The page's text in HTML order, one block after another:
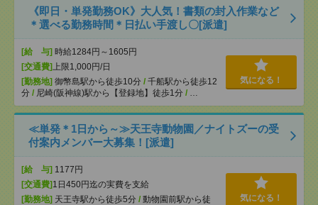
《即日・単発勤務OK》大人気！書類の封入作業など
＊選べる勤務時間＊日払い手渡し〇[派遣]
[給 与] 時給1284円～1605円
[交通費] 上限1,000円/日
[勤務地] 御幣島駅から徒歩10分 / 千船駅から徒歩12
分 / 尼崎(阪神線)駅から【登録地】徒歩1分 / …
気になる！
≪単発＊1日から～≫天王寺動物園／ナイトズーの受
付案内メンバー大募集！[派遣]
[給 与] 1177円
[交通費] 1日450円迄の実費を支給
[勤務地] 天王寺駅から徒歩5分 / 動物園前駅から徒
気になる！